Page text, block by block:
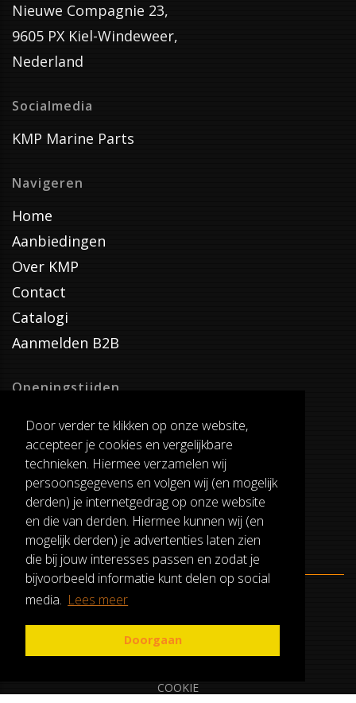
Door verder te klikken op onze website,
accepteer je cookies en vergelijkbare
technieken. Hiermee verzamelen wij
persoonsgegevens en volgen wij (en mogelijk
derden) je internetgedrag op onze website
en die van derden. Hiermee kunnen wij (en
mogelijk derden) je advertenties laten zien
die bij jouw interesses passen en zodat je
bijvoorbeeld informatie kunt delen op social
media. Lees meer
Doorgaan
Nieuwe Compagnie 23,
9605 PX Kiel-Windeweer,
Nederland
Socialmedia
KMP Marine Parts
Navigeren
Home
Aanbiedingen
Over KMP
Contact
Catalogi
Aanmelden B2B
Openingstijden
Dinsdag T/M Zaterdag
van 8:00-17:00
Verzenddagen
Dinsdag T/M Vrijdag
Pauze
12:30-13:00
ALGEMENE VOORWAARDEN
RUILEN EN RETOURNEREN
COOKIE